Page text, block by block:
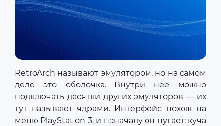
RetroArch называют эмулятором, но на самом
деле это оболочка. Внутри нее можно
подключать десятки других эмуляторов — их
тут называют ядрами. Интерфейс похож на
меню PlayStation 3, и поначалу он пугает: куча